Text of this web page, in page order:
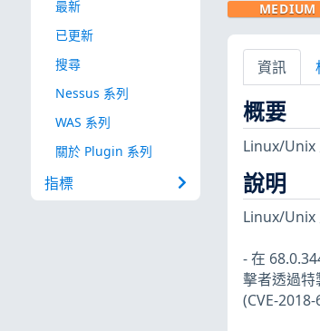
最新
已更新
搜尋
Nessus 系列
WAS 系列
關於 Plugin 系列
指標
MEDIUM
資訊
概要
Linux/Unix
說明
Linux/Unix
- 在
擊者透過特
(CVE-